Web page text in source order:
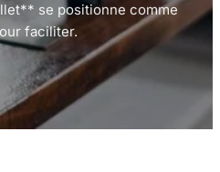
se positionne comme
faciliter.